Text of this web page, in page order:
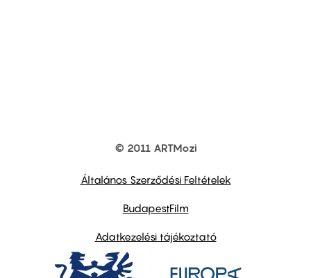
© 2011 ARTMozi
Általános Szerződési Feltételek
BudapestFilm
Adatkezelési tájékoztató